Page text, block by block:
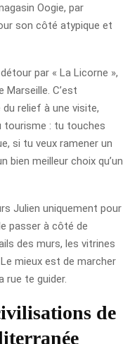
Oogie, par
son côté atypique et
par « La Licorne »,
C’est
du relief à une visite,
tourisme : tu touches
si tu veux ramener un
bien meilleur choix qu’un
Julien uniquement pour
passer à côté de
des murs, les vitrines
mieux est de marcher
rue te guider.
de